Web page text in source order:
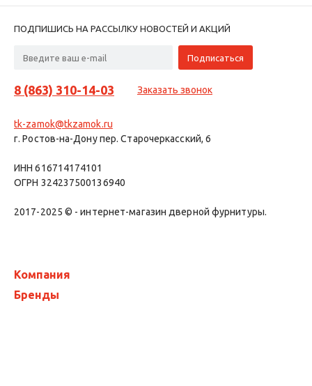
ПОДПИШИСЬ НА РАССЫЛКУ НОВОСТЕЙ И АКЦИЙ
8 (863) 310-14-03 Заказать звонок
tk-zamok@tkzamok.ru
г. Ростов-на-Дону пер. Старочеркасский, 6
ИНН 616714174101
ОГРН 324237500136940
2017-2025 © - интернет-магазин дверной фурнитуры.
Компания
Бренды